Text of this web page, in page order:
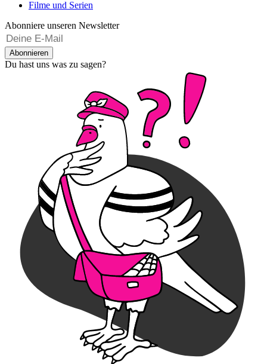
Filme und Serien
Abonniere unseren Newsletter
Abonnieren
Du hast uns was zu sagen?